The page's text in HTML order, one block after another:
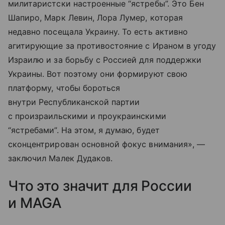
милитаристски настроенные “ястребы”. Это Бен
Шапиро, Марк Левин, Лора Лумер, которая
недавно посещала Украину. То есть активно
агитирующие за противостояние с Ираном в угоду
Израилю и за борьбу с Россией для поддержки
Украины. Вот поэтому они формируют свою
платформу, чтобы бороться
внутри Республиканской партии
с произраильскими и проукраинскими
“ястребами”. На этом, я думаю, будет
сконцентрирован основной фокус внимания», —
заключил Малек Дудаков.
Что это значит для России
и MAGA